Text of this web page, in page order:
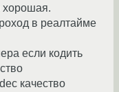
хорошая.
в реалтайме
если кодить
качество